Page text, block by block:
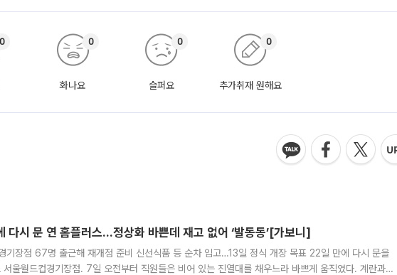
0
화나요
0
슬퍼요
0
추가취재 원해요
0
다시 문 연 홈플러스…정상화 바쁜데 재고 없어 ‘발동동’[가보니]
기장점 67명 출근해 재개점 준비 신선식품 등 순차 입고…13일 정식 개장 목표 22일 만에 다시 문을
서울월드컵경기장점. 7일 오전부터 직원들은 비어 있는 진열대를 채우느라 바쁘게 움직였다. 계란과